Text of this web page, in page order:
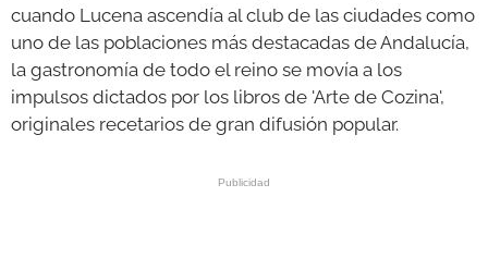
cuando Lucena ascendía al club de las ciudades como
uno de las poblaciones más destacadas de Andalucía,
la gastronomía de todo el reino se movía a los
impulsos dictados por los libros de 'Arte de Cozina',
originales recetarios de gran difusión popular.